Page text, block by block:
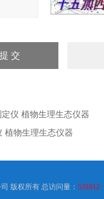
仪 植物生理生态仪器
植物生理生态仪器
版权所有 总访问量： 531812